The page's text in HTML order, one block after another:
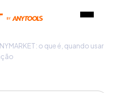
o que é, quando usar